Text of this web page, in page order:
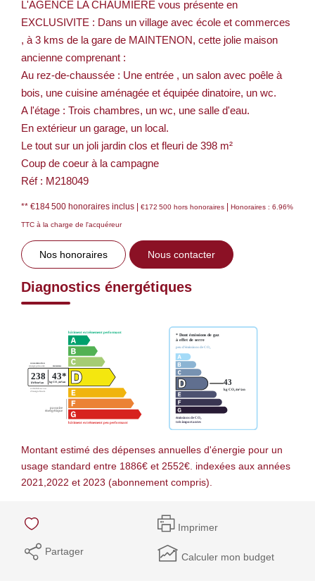
L'AGENCE LA CHAUMIERE vous présente en
EXCLUSIVITE : Dans un village avec école et commerces
, à 3 kms de la gare de MAINTENON, cette jolie maison
ancienne comprenant :
Au rez-de-chaussée : Une entrée , un salon avec poêle à
bois, une cuisine aménagée et équipée dinatoire, un wc.
A l'étage : Trois chambres, un wc, une salle d'eau.
En extérieur un garage, un local.
Le tout sur un joli jardin clos et fleuri de 398 m²
Coup de coeur à la campagne
Réf : M218049
** €184 500 honoraires inclus | €172 500 hors honoraires | Honoraires : 6.96%
TTC à la charge de l'acquéreur
Nos honoraires Nous contacter
Diagnostics énergétiques
Montant estimé des dépenses annuelles d'énergie pour un
usage standard entre 1886€ et 2552€. indexées aux années
2021,2022 et 2023 (abonnement compris).
Imprimer
Partager Calculer mon budget